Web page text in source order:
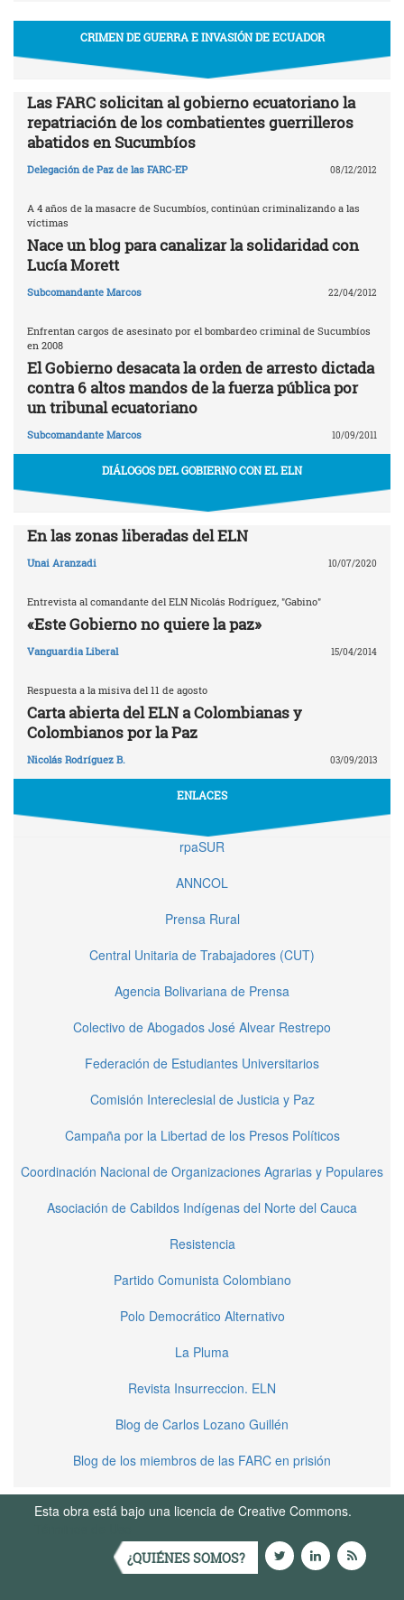
CRIMEN DE GUERRA E INVASIÓN DE ECUADOR
Las FARC solicitan al gobierno ecuatoriano la
repatriación de los combatientes guerrilleros
abatidos en Sucumbíos
Delegación de Paz de las FARC-EP 08/12/2012
A 4 años de la masacre de Sucumbíos, continúan criminalizando a las
víctimas
Nace un blog para canalizar la solidaridad con
Lucía Morett
Subcomandante Marcos 22/04/2012
Enfrentan cargos de asesinato por el bombardeo criminal de Sucumbíos
en 2008
El Gobierno desacata la orden de arresto dictada
contra 6 altos mandos de la fuerza pública por
un tribunal ecuatoriano
Subcomandante Marcos 10/09/2011
DIÁLOGOS DEL GOBIERNO CON EL ELN
En las zonas liberadas del ELN
Unai Aranzadi 10/07/2020
Entrevista al comandante del ELN Nicolás Rodríguez, "Gabino"
«Este Gobierno no quiere la paz»
Vanguardia Liberal 15/04/2014
Respuesta a la misiva del 11 de agosto
Carta abierta del ELN a Colombianas y
Colombianos por la Paz
Nicolás Rodríguez B. 03/09/2013
ENLACES
rpaSUR
ANNCOL
Prensa Rural
Central Unitaria de Trabajadores (CUT)
Agencia Bolivariana de Prensa
Colectivo de Abogados José Alvear Restrepo
Federación de Estudiantes Universitarios
Comisión Intereclesial de Justicia y Paz
Campaña por la Libertad de los Presos Políticos
Coordinación Nacional de Organizaciones Agrarias y Populares
Asociación de Cabildos Indígenas del Norte del Cauca
Resistencia
Partido Comunista Colombiano
Polo Democrático Alternativo
La Pluma
Revista Insurreccion. ELN
Blog de Carlos Lozano Guillén
Blog de los miembros de las FARC en prisión
Esta obra está bajo una licencia de Creative Commons.
¿QUIÉNES SOMOS?